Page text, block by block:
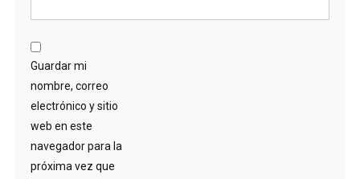
Guardar mi
nombre, correo
electrónico y sitio
web en este
navegador para la
próxima vez que